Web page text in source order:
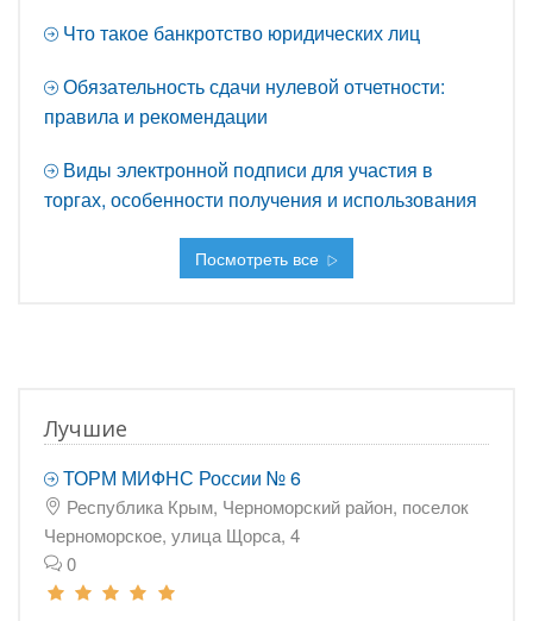
Что такое банкротство юридических лиц
Обязательность сдачи нулевой отчетности:
правила и рекомендации
Виды электронной подписи для участия в
торгах, особенности получения и использования
Посмотреть все
Лучшие
ТОРМ МИФНС России № 6
Республика Крым, Черноморский район, поселок
Черноморское, улица Щорса, 4
0